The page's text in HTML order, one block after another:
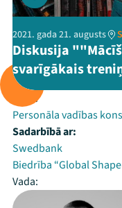
2021. gada 21. augusts
Diskusija
svarīgākais
Rīko:
Personāla vadības
Sadarbībā ar:
Swedbank
Biedrība “Global
Vada: